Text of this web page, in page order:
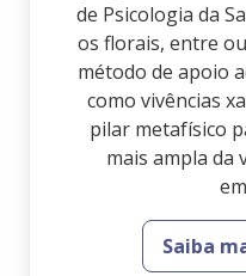
de Psicologia da
os florais, entre
método de apoio
como vivências
pilar metafísico
mais ampla da
Saiba